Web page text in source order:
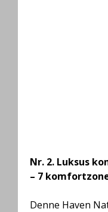
Nr. 2. Luksus
– 7
Denne Haven